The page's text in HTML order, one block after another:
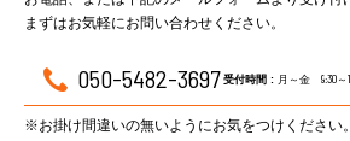
まずはお気軽にお問い合わせください。
050-5482-3697 受付時間 : 月～金 9:30～
※お掛け間違いの無いようにお気をつけください。